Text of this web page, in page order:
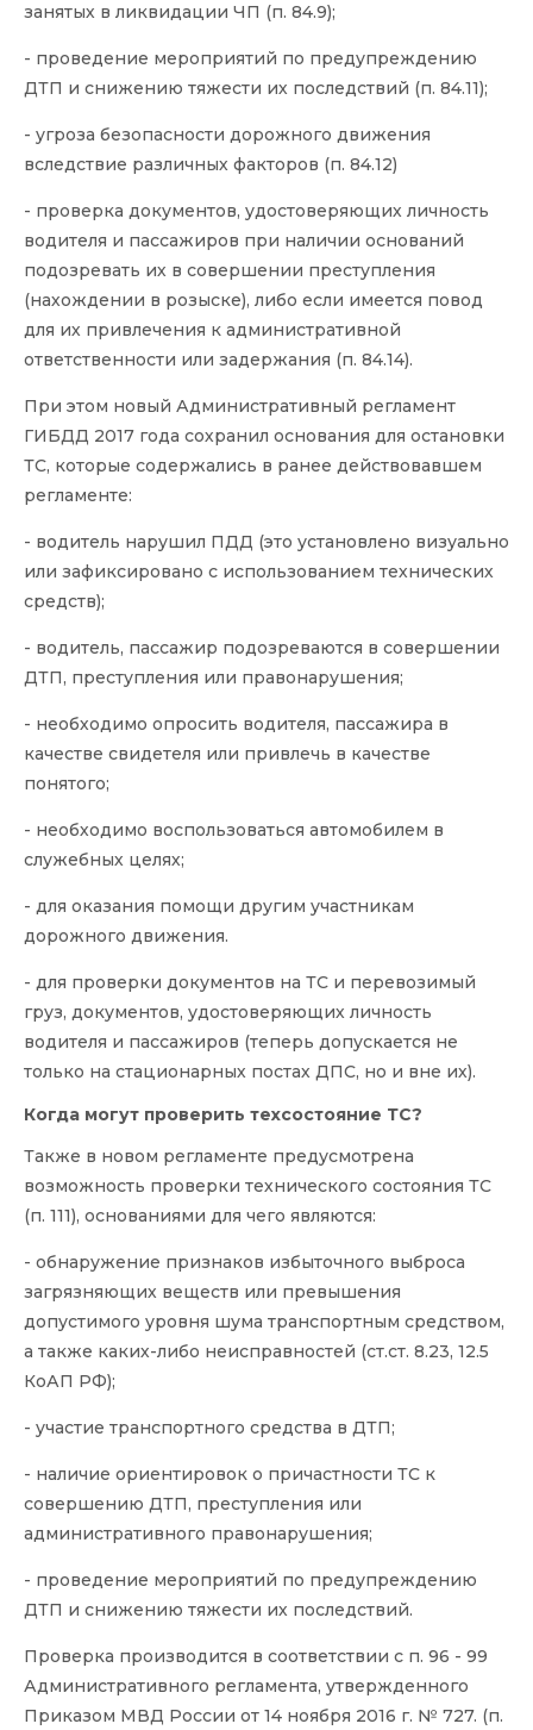
занятых в ликвидации ЧП (п. 84.9);
- проведение мероприятий по предупреждению
ДТП и снижению тяжести их последствий (п. 84.11);
- угроза безопасности дорожного движения
вследствие различных факторов (п. 84.12)
- проверка документов, удостоверяющих личность
водителя и пассажиров при наличии оснований
подозревать их в совершении преступления
(нахождении в розыске), либо если имеется повод
для их привлечения к административной
ответственности или задержания (п. 84.14).
При этом новый Административный регламент
ГИБДД 2017 года сохранил основания для остановки
ТС, которые содержались в ранее действовавшем
регламенте:
- водитель нарушил ПДД (это установлено визуально
или зафиксировано с использованием технических
средств);
- водитель, пассажир подозреваются в совершении
ДТП, преступления или правонарушения;
- необходимо опросить водителя, пассажира в
качестве свидетеля или привлечь в качестве
понятого;
- необходимо воспользоваться автомобилем в
служебных целях;
- для оказания помощи другим участникам
дорожного движения.
- для проверки документов на ТС и перевозимый
груз, документов, удостоверяющих личность
водителя и пассажиров (теперь допускается не
только на стационарных постах ДПС, но и вне их).
Когда могут проверить техсостояние ТС?
Также в новом регламенте предусмотрена
возможность проверки технического состояния ТС
(п. 111), основаниями для чего являются:
- обнаружение признаков избыточного выброса
загрязняющих веществ или превышения
допустимого уровня шума транспортным средством,
а также каких-либо неисправностей (ст.ст. 8.23, 12.5
КоАП РФ);
- участие транспортного средства в ДТП;
- наличие ориентировок о причастности ТС к
совершению ДТП, преступления или
административного правонарушения;
- проведение мероприятий по предупреждению
ДТП и снижению тяжести их последствий.
Проверка производится в соответствии с п. 96 - 99
Административного регламента, утвержденного
Приказом МВД России от 14 ноября 2016 г. № 727. (п.